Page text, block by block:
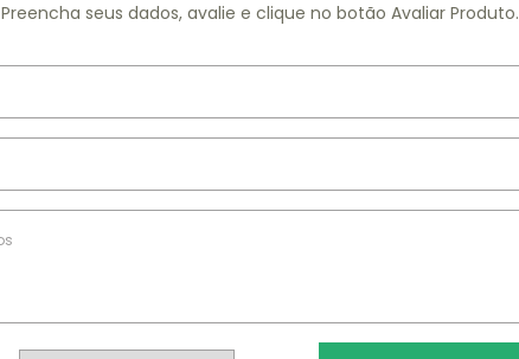
Preencha seus dados, avalie e clique no botão Avaliar Produto.